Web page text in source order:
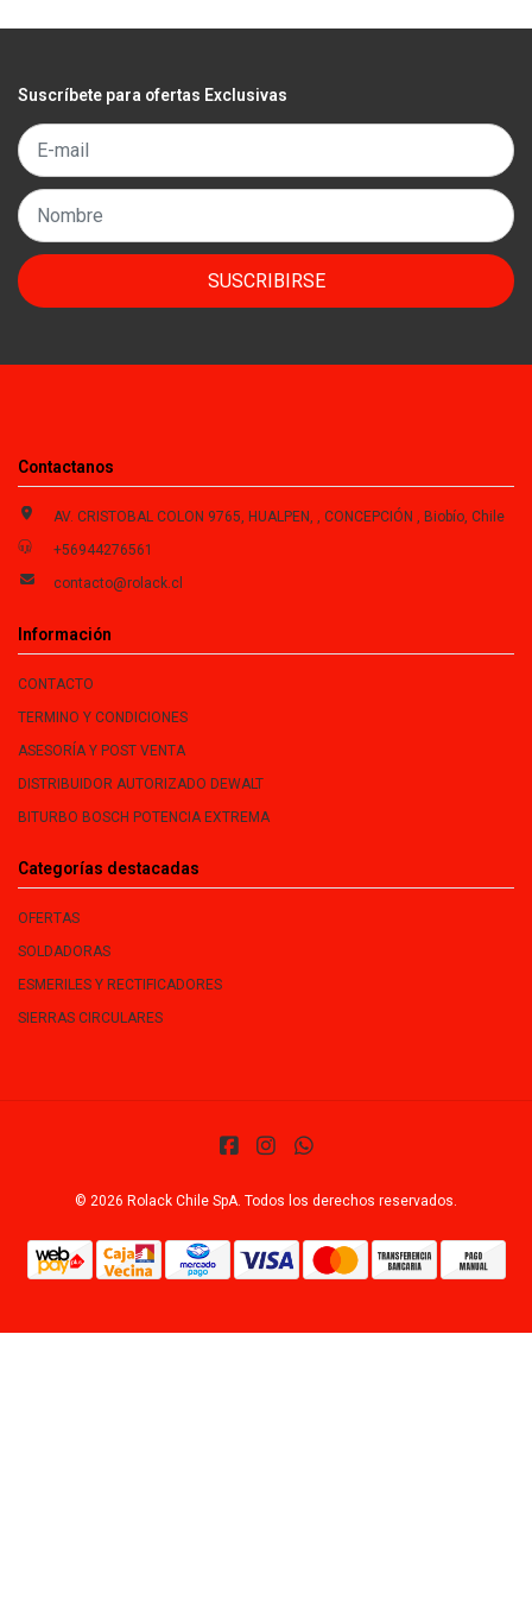
Suscríbete para ofertas Exclusivas
SUSCRIBIRSE
Contactanos
AV. CRISTOBAL COLON 9765, HUALPEN, , CONCEPCIÓN , Biobío, Chile
+56944276561
contacto@rolack.cl
Información
CONTACTO
TERMINO Y CONDICIONES
ASESORÍA Y POST VENTA
DISTRIBUIDOR AUTORIZADO DEWALT
BITURBO BOSCH POTENCIA EXTREMA
Categorías destacadas
OFERTAS
SOLDADORAS
ESMERILES Y RECTIFICADORES
SIERRAS CIRCULARES
© 2026 Rolack Chile SpA. Todos los derechos reservados.